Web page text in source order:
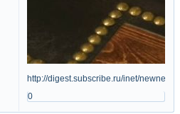
http://digest.subscribe.ru/inet/
0